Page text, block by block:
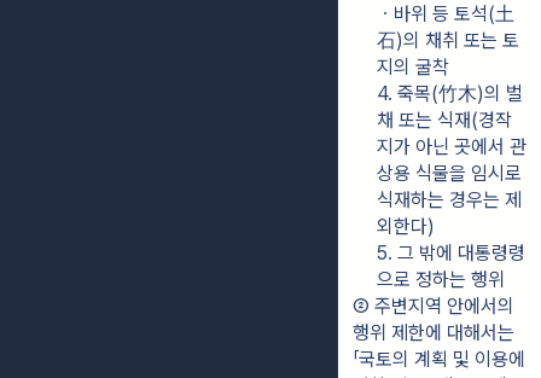
ㆍ바위 등 토석(土
石)의 채취 또는 토
지의 굴착
4. 죽목(竹木)의 벌
채 또는 식재(경작
지가 아닌 곳에서 관
상용 식물을 임시로
식재하는 경우는 제
외한다)
5. 그 밖에 대통령령
으로 정하는 행위
② 주변지역 안에서의
행위 제한에 대해서는
「국토의 계획 및 이용에